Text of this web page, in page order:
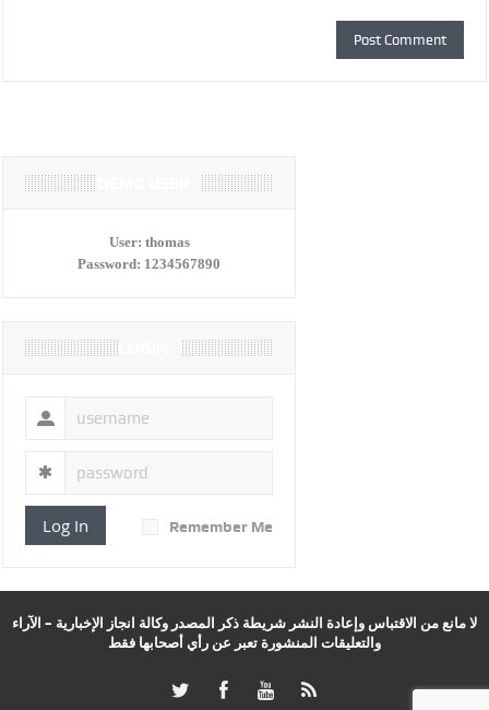
User: thomas
Password: 1234567890
Log In Remember Me
لا مانع من الاقتباس وإعادة النشر شريطة ذكر المصدر وكالة انجاز الإخبارية – الآراء
والتعليقات المنشورة تعبر عن رأي أصحابها فقط